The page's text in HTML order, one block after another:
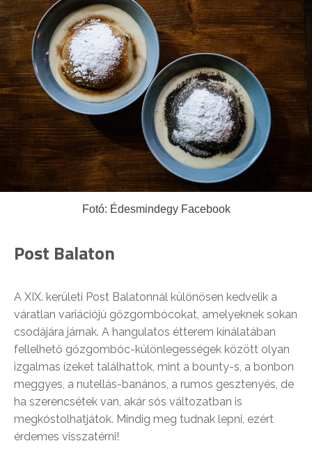
Fotó: Édesmindegy Facebook
Post Balaton
A XIX. kerületi Post Balatonnál különösen kedvelik a
váratlan variációjú gőzgombócokat, amelyeknek sokan
csodájára járnak. A hangulatos étterem kínálatában
fellelhető gőzgombóc-különlegességek között olyan
izgalmas ízeket találhattok, mint a bounty-s, a bonbon
meggyes, a nutellás-banános, a rumos gesztenyés, de
ha szerencsétek van, akár sós változatban is
megkóstolhatjátok. Mindig meg tudnak lepni, ezért
érdemes visszatérni!